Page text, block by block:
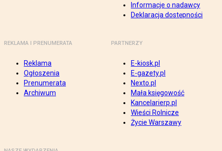
Informacje o nadawcy
Deklaracja dostępności
REKLAMA I PRENUMERATA
Reklama
Ogłoszenia
Prenumerata
Archiwum
PARTNERZY
E-kiosk.pl
E-gazety.pl
Nexto.pl
Mała księgowość
Kancelarierp.pl
Wieści Rolnicze
Życie Warszawy